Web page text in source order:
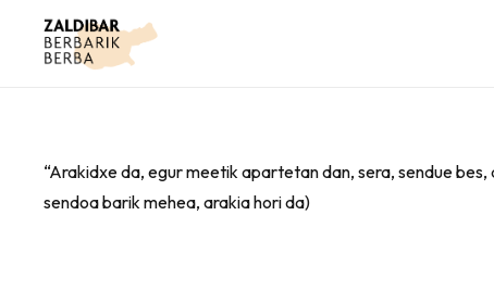
“Arakidxe da, egur meetik apartetan dan, sera, sendue
sendoa barik mehea, arakia hori da)